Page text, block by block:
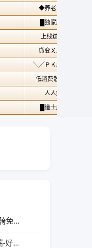
免...
-好...